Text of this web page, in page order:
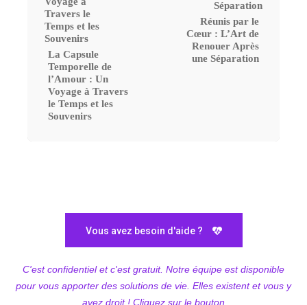
La Capsule
Temporelle de
l’Amour : Un
Voyage à Travers
le Temps et les
Souvenirs
Réunis par le
Cœur : L’Art de
Renouer Après
une Séparation
Vous avez besoin d'aide ?
C'est confidentiel et c'est gratuit. Notre équipe est disponible
pour vous apporter des solutions de vie. Elles existent et vous y
avez droit ! Cliquez sur le bouton